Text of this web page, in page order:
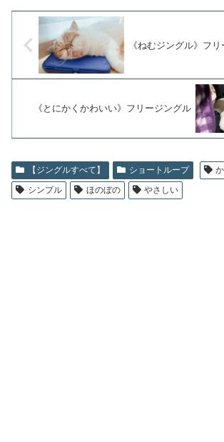
《ねむジングル》フ
《とにかくかわいい》フリージングル
【ジングルすべて】 ショートループ
シンプル
ほのぼの やさしい